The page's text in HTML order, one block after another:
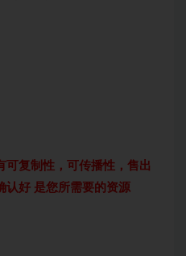
可复制性，可传播性，售出
认好 是您所需要的资源